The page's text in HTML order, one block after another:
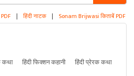
| हिंदी नाटक | Sonam Brijwasi किताबें PDF
कथा हिंदी फिक्शन कहानी
हिंदी प्रेरक कथा